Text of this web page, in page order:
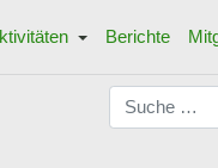
Berichte
Suchen